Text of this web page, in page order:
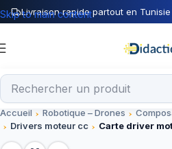
Livraison rapide partout en Tunisie
Skip to main content
Accueil Robotique – Drones
Drivers moteur cc